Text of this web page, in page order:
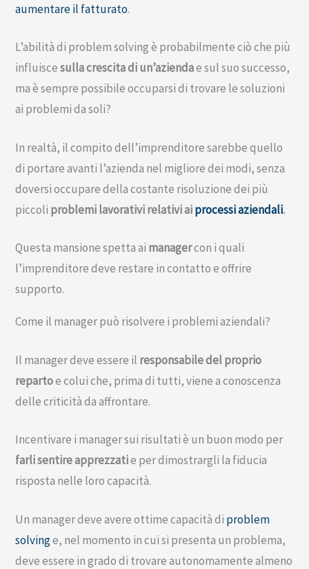
aumentare il fatturato.
L’abilità di problem solving è probabilmente ciò che più
influiscesulla crescita di un’aziendae sul suo successo,
ma è sempre possibile occuparsi di trovare le soluzioni
ai problemi da soli?
In realtà, il compito dell’imprenditore sarebbe quello
di portare avanti l’azienda nel migliore dei modi, senza
doversi occupare della costante risoluzione dei più
piccoli problemi lavorativi relativi aiprocessi aziendali.
Questa mansione spetta ai managercon i quali
l’imprenditore deve restare in contatto e offrire
supporto.
Come il manager può risolvere i problemi aziendali?
Il manager deve essere il responsabile del proprio
repartoe colui che, prima di tutti, viene a conoscenza
delle criticità da affrontare.
Incentivare i manager sui risultati è un buon modo per
farli sentire apprezzatie per dimostrargli la fiducia
risposta nelle loro capacità.
Un manager deve avere ottime capacità di problem
solvinge, nel momento in cui si presenta un problema,
deve essere in grado di trovare autonomamente almeno